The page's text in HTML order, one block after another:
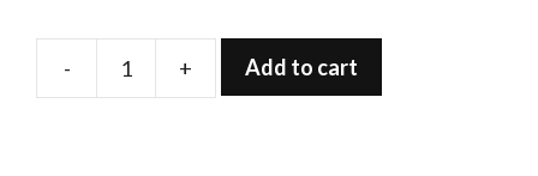
-
Folie
+ Add to cart